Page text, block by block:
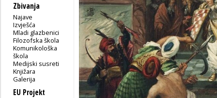
Zbivanja
Najave
Izvješća
Mladi glazbenici
Filozofska škola
Komunikološka
škola
Medijski susreti
Knjižara
Galerija
EU Projekt